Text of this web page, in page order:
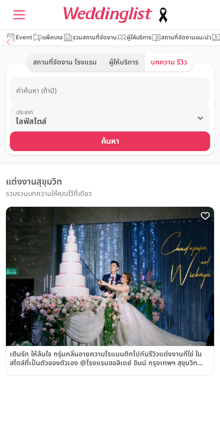
Event แพ็คเกจ รวมสถานที่จัดงาน ผู้ให้บริการ สถานที่จัดงานแนะนำ
สถานที่จัดงาน โรงแรม ผู้ให้บริการ บทความ รีวิว
คำค้นหา (ถ้ามี)
ประเภท
ค้นหา
แต่งงานสุขุมวิท
รวบรวมบทความให้คุณไว้ที่เดียว
เติมรัก ให้ล้นใจ กรุ่นกลิ่นอายความโรแมนติกไปกับรีวิวแต่งงานที่ใช่ ใน
สไตล์ที่เป็นตัวของตัวเอง @โรงแรมฮอลิเดย์ อินน์ กรุงเทพฯ สุขุมวิท